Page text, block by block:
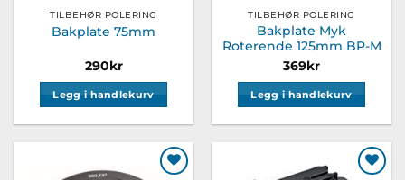
TILBEHØR POLERING
Bakplate 75mm
290kr
Legg i handlekurv
TILBEHØR POLERING
Bakplate Myk
Roterende 125mm BP-M
369kr
Legg i handlekurv